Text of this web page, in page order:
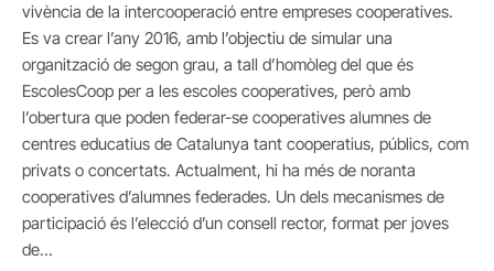
vivència de la intercooperació entre empreses cooperatives.
Es va crear l’any 2016, amb l’objectiu de simular una
organització de segon grau, a tall d’homòleg del que és
EscolesCoop per a les escoles cooperatives, però amb
l’obertura que poden federar-se cooperatives alumnes de
centres educatius de Catalunya tant cooperatius, públics, com
privats o concertats. Actualment, hi ha més de noranta
cooperatives d’alumnes federades. Un dels mecanismes de
participació és l’elecció d’un consell rector, format per joves
de…